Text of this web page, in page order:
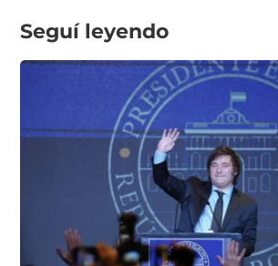
Seguí leyendo